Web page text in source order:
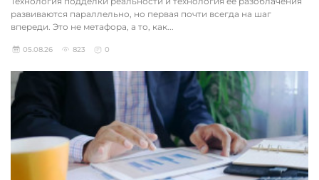
развиваются параллельно, но первая почти всегда на шаг
впереди. Это не метафора, а то, как...
05.08.26 823 0